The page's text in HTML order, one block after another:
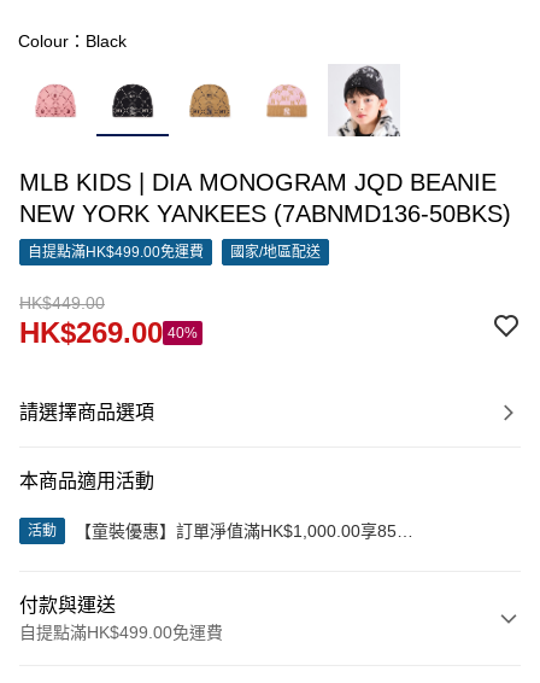
Colour：Black
MLB KIDS | DIA MONOGRAM JQD BEANIE
NEW YORK YANKEES (7ABNMD136-50BKS)
自提點滿HK$499.00免運費 國家/地區配送
HK$449.00
HK$269.00 40%
請選擇商品選項
本商品適用活動
活動
【童裝優惠】訂單淨值滿HK$1,000.00享85
付款與運送
自提點滿HK$499.00免運費